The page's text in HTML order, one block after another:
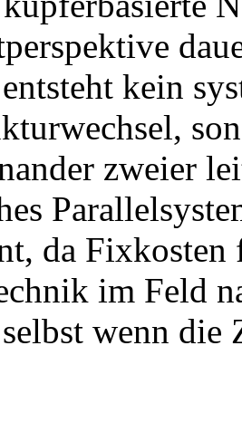
kein
zweier
da Fixkosten
im Feld
wenn die